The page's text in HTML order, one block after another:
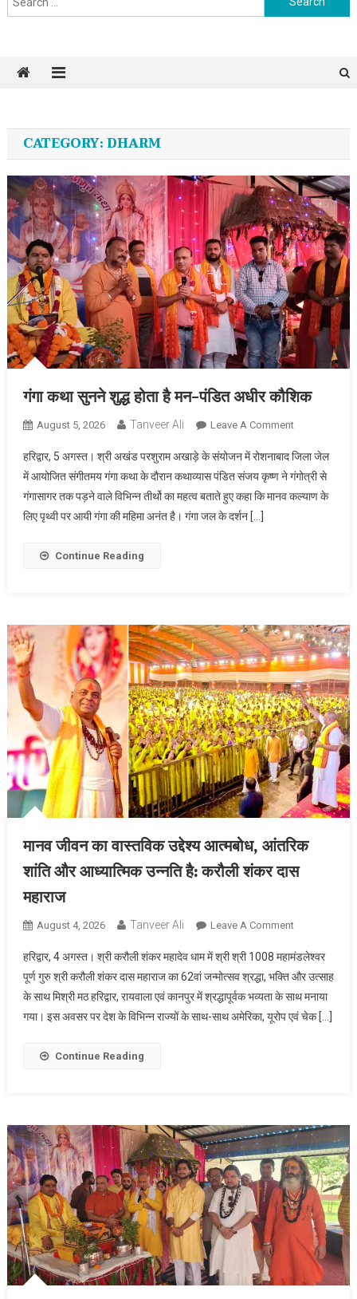
CATEGORY: DHARM
गंगा कथा सुनने शुद्ध होता है मन-पंडित अधीर कौशिक
August 5, 2026 Tanveer Ali Leave A CommentOn गंगा कथा
है मन-पंडित
अधीर कौशिक
हरिद्वार, 5 अगस्त। श्री अखंड परशुराम अखाड़े के संयोजन में रोशनाबाद जिला जेल
में आयोजित संगीतमय गंगा कथा के दौरान कथाव्यास पंडित संजय कृष्ण ने गंगोत्री से
गंगासागर तक पड़ने वाले विभिन्न तीर्थो का महत्व बताते हुए कहा कि मानव कल्याण के
लिए पृथ्वी पर आयी गंगा की महिमा अनंत है। गंगा जल के दर्शन […]
Continue Reading
मानव जीवन का वास्तविक उद्देश्य आत्मबोध, आंतरिक
शांति और आध्यात्मिक उन्नति है: करौली शंकर दास
महाराज
August 4, 2026 Tanveer Ali Leave A CommentOn मानव जीवन
उद्देश्य
आत्मबोध,
आंतरिक शांति
और
हरिद्वार, 4 अगस्त। श्री करौली शंकर महादेव धाम में श्री श्री 1008 महामंडलेश्वर
पूर्ण गुरु श्री करौली शंकर दास महाराज का 62वां जन्मोत्सव श्रद्धा, भक्ति और उत्साह
के साथ मिश्री मठ हरिद्वार, रायवाला एवं कानपुर में श्रद्धापूर्वक भव्यता के साथ मनाया
गया। इस अवसर पर देश के विभिन्न राज्यों के साथ-साथ अमेरिका, यूरोप एवं चेक […]
Continue Reading